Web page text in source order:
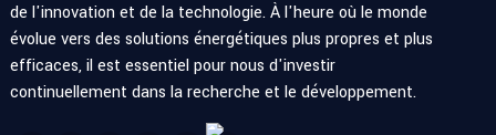
de l'innovation et de la technologie. À l'heure où le monde
évolue vers des solutions énergétiques plus propres et plus
efficaces, il est essentiel pour nous d'investir
continuellement dans la recherche et le développement.